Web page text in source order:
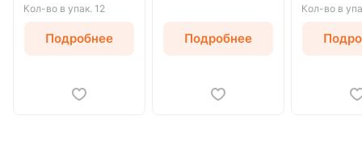
Кол-во в упак. 12
Подробнее Подробнее
Кол-во в